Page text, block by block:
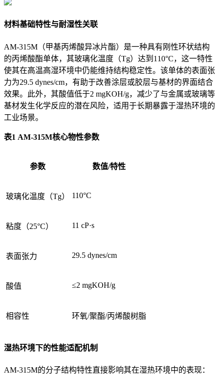
材料基础特性与耐湿性关联
AM-315M（甲基丙烯酸异冰片酯）是一种具有刚性环状结构
的丙烯酸酯单体，其玻璃化温度（Tg）达到110°C，这一特性
使其在高温高湿环境中仍能维持结构稳定性。该单体的表面张
力为29.5 dynes/cm，有助于改善涂层或胶层与基材的界面结合
效果。此外，其酸值低于2 mgKOH/g，减少了与金属或玻璃等
基材发生化学反应的潜在风险，适用于长期暴露于湿热环境的
工业场景。
表1 AM-315M核心物性参数
参数 数值/特性
玻璃化温度（Tg） 110°C
粘度（25°C） 11 cP·s
表面张力 29.5 dynes/cm
酸值 ≤2 mgKOH/g
相容性 环氧/聚酯/丙烯酸树脂
湿热环境下的性能适配机制
AM-315M的分子结构特性直接影响其在湿热环境中的表现：